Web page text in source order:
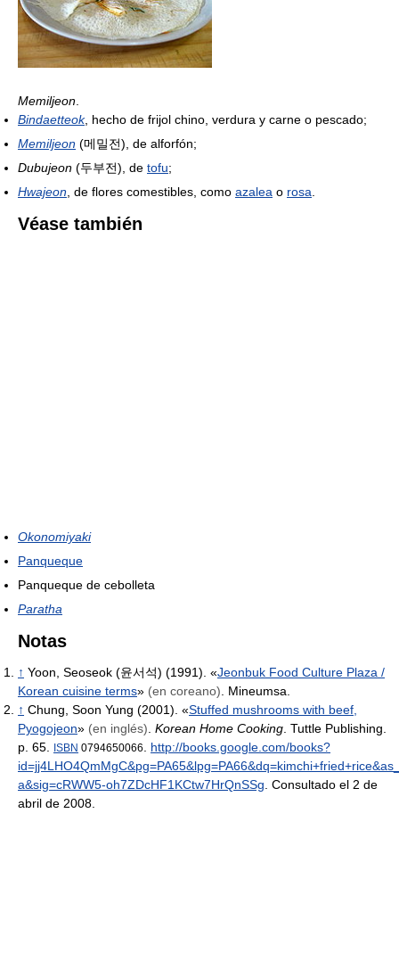
Memiljeon
Bindaetteok, hecho de frijol chino, verdura y carne o pescado;
Memiljeon (메밀전), de alforfón;
Dubujeon (두부전), de tofu;
Hwajeon , de flores comestibles, como azalea o rosa
Véase también
Okonomiyaki
Panqueque
Panqueque de cebolleta
Paratha
Notas
↑ Yoon, Seoseok (윤서석) (1991). «Jeonbuk Food Culture Plaza /
Korean cuisine terms» (en coreano) . Mineumsa.
↑ Chung, Soon Yung (2001). «Stuffed mushrooms with beef,
Pyogojeon» (en inglés) Korean Home Cooking . Tuttle Publishing.
p. 65.
ISBN 0794650066
http://books.google.com/books?
a&sig=cRWW5-oh7ZDcHF1KCtw7HrQnSSg . Consultado el 2 de
abril de 2008